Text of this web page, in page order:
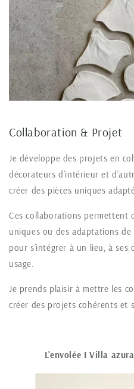
Collaboration & Projet
Je développe des projets en
décorateurs d’intérieur et
créer des pièces uniques
Ces collaborations permettent
uniques ou des adaptations de
pour s’intégrer à un lieu, à
usage.
Je prends plaisir à mettre les
créer des projets cohérents et
L'envolée I Villa azura